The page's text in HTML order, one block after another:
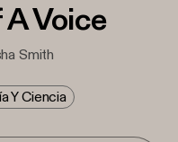
Voice
Smith
Y Ciencia